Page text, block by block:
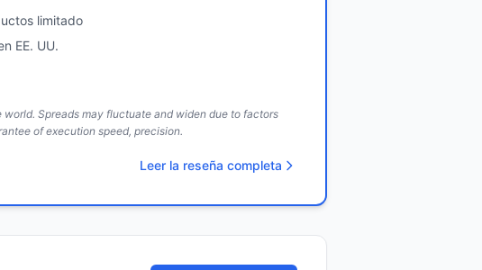
limitado
EE. UU.
Spreads may fluctuate and widen due to factors
of execution speed, precision.
Leer la reseña completa